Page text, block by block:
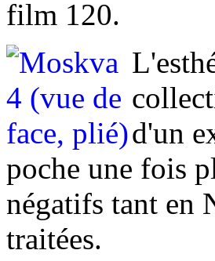
film 120.
d'un
poche une fois
négatifs tant en
traitées.